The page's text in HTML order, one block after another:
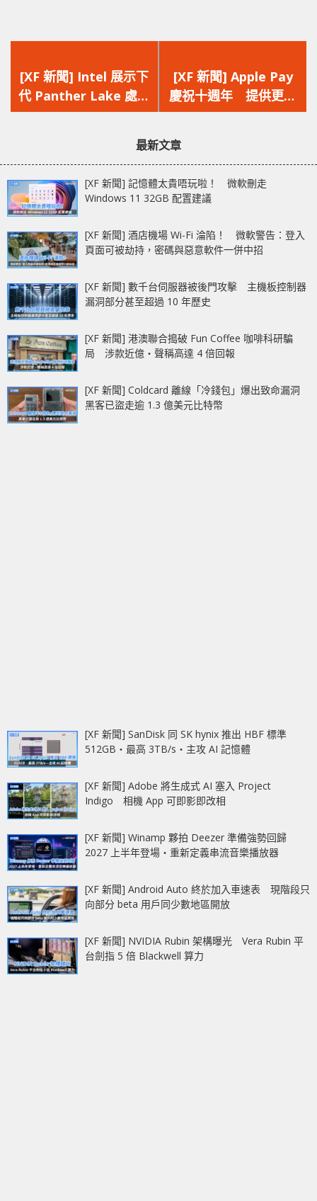
一
篇
文
[XF 新聞] Intel 展示下
代 Panther Lake 處理
器 暗示或者是 Core
一
篇
文
[XF 新聞] Apple Pay
慶祝十週年 提供更多
分期選項與支付方式
最新文章
[XF 新聞] 記憶體太貴唔玩啦！ 微軟刪走
Windows 11 32GB 配置建議
[XF 新聞] 酒店機場 Wi-Fi 淪陷！ 微軟警告：登入
頁面可被劫持，密碼與惡意軟件一併中招
[XF 新聞] 數千台伺服器被後門攻擊 主機板控制器
漏洞部分甚至超過 10 年歷史
[XF 新聞] 港澳聯合搗破 Fun Coffee 咖啡科研騙
局 涉款近億‧聲稱高達 4 倍回報
[XF 新聞] Coldcard 離線「冷錢包」爆出致命漏洞
黑客已盜走逾 1.3 億美元比特幣
[XF 新聞] SanDisk 同 SK hynix 推出 HBF 標準
512GB‧最高 3TB/s‧主攻 AI 記憶體
[XF 新聞] Adobe 將生成式 AI 塞入 Project
Indigo 相機 App 可即影即改相
[XF 新聞] Winamp 夥拍 Deezer 準備強勢回歸
2027 上半年登場‧重新定義串流音樂播放器
[XF 新聞] Android Auto 終於加入車速表 現階段只
向部分 beta 用戶同少數地區開放
[XF 新聞] NVIDIA Rubin 架構曝光 Vera Rubin 平
台劍指 5 倍 Blackwell 算力